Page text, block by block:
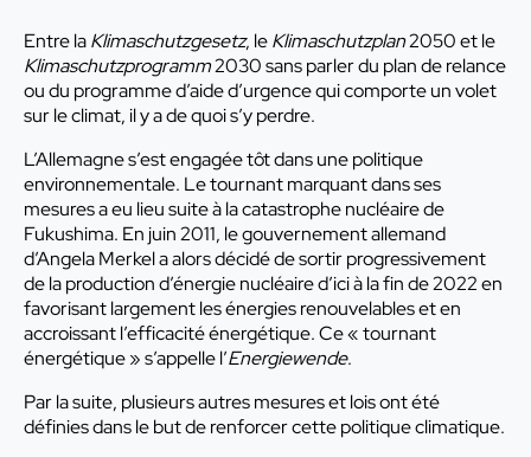
Entre laKlimaschutzgesetz, leKlimaschutzplan2050 et le
Klimaschutzprogramm2030 sans parler du plan de relance
ou du programme d’aide d’urgence qui comporte un volet
sur le climat, il y a de quoi s’y perdre.
L’Allemagne s’est engagée tôt dans une politique
environnementale. Le tournant marquant dans ses
mesures a eu lieu suite à la catastrophe nucléaire de
Fukushima. En juin 2011, le gouvernement allemand
d’Angela Merkel a alors décidé de sortir progressivement
de la production d’énergie nucléaire d’ici à la fin de 2022 en
favorisant largement les énergies renouvelables et en
accroissant l’efficacité énergétique. Ce « tournant
énergétique » s’appelle l’Energiewende.
Par la suite, plusieurs autres mesures et lois ont été
définies dans le but de renforcer cette politique climatique.